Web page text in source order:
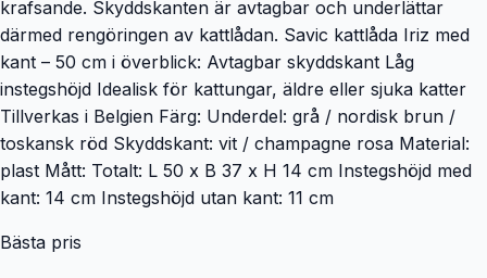
krafsande. Skyddskanten är avtagbar och underlättar
därmed rengöringen av kattlådan. Savic kattlåda Iriz med
kant – 50 cm i överblick: Avtagbar skyddskant Låg
instegshöjd Idealisk för kattungar, äldre eller sjuka katter
Tillverkas i Belgien Färg: Underdel: grå / nordisk brun /
toskansk röd Skyddskant: vit / champagne rosa Material:
plast Mått: Totalt: L 50 x B 37 x H 14 cm Instegshöjd med
kant: 14 cm Instegshöjd utan kant: 11 cm
Bästa pris